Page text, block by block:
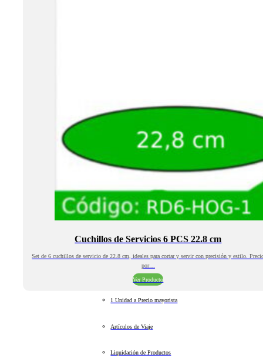
Cuchillos de Servicios 6 PCS 22.8 cm
Set de 6 cuchillos de servicio de 22.8 cm, ideales para cortar y servir con precisión y estilo.
por…
Ver Producto
1 Unidad a Precio mayorista
Artículos de Viaje
Liquidación de Productos